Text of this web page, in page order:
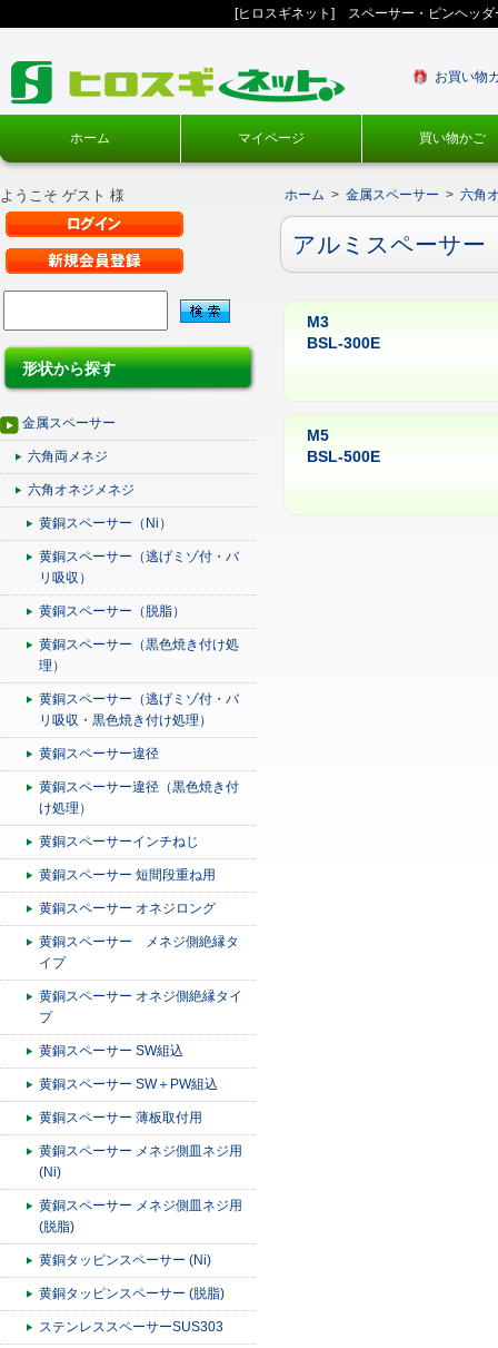
[ヒロスギネット] スペーサー・ピンヘッ
お買い物
ホーム マイページ 買い物かご
ようこそ ゲスト 様
形状から探す
金属スペーサー
六角両メネジ
六角オネジメネジ
黄銅スペーサー（Ni）
黄銅スペーサー（逃げミゾ付・バ
リ吸収）
黄銅スペーサー（脱脂）
黄銅スペーサー（黒色焼き付け処
理）
黄銅スペーサー（逃げミゾ付・バ
リ吸収・黒色焼き付け処理）
黄銅スペーサー違径
黄銅スペーサー違径（黒色焼き付
け処理）
黄銅スペーサーインチねじ
黄銅スペーサー 短間段重ね用
黄銅スペーサー オネジロング
黄銅スペーサー メネジ側絶縁タ
イプ
黄銅スペーサー オネジ側絶縁タイ
プ
黄銅スペーサー SW組込
黄銅スペーサー SW＋PW組込
黄銅スペーサー 薄板取付用
黄銅スペーサー メネジ側皿ネジ用
(Ni)
黄銅スペーサー メネジ側皿ネジ用
(脱脂)
黄銅タッピンスペーサー (Ni)
黄銅タッピンスペーサー (脱脂)
ステンレススペーサーSUS303
ホーム > 金属スペーサー > 六角
アルミスペーサー
M3
BSL-300E
M5
BSL-500E